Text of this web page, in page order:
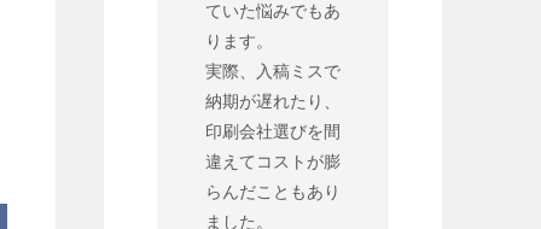
ていた悩みでもあ
ります。
実際、入稿ミスで
納期が遅れたり、
印刷会社選びを間
違えてコストが膨
らんだこともあり
ました。